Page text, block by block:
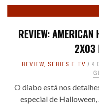
REVIEW: AMERICAN
2X03
REVIEW, SÉRIES E TV 4
O diabo está nos
especial de